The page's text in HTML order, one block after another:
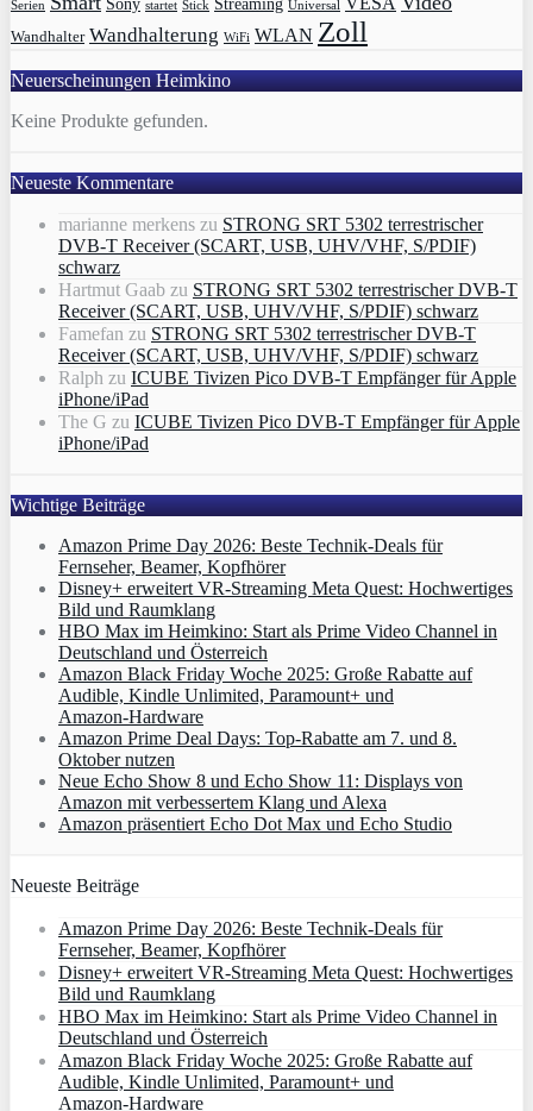
Serien Sony startet Stick Universal
Wandhalter Wandhalterung WiFi WLAN Zoll
Neuerscheinungen Heimkino
Keine Produkte gefunden.
Neueste Kommentare
marianne merkens zu STRONG SRT 5302 terrestrischer
DVB-T Receiver (SCART, USB, UHV/VHF, S/PDIF)
schwarz
Hartmut Gaab zu STRONG SRT 5302 terrestrischer DVB-T
Receiver (SCART, USB, UHV/VHF, S/PDIF) schwarz
Famefan zu STRONG SRT 5302 terrestrischer DVB-T
Receiver (SCART, USB, UHV/VHF, S/PDIF) schwarz
Ralph zu ICUBE Tivizen Pico DVB-T Empfänger für Apple
iPhone/iPad
The G zu ICUBE Tivizen Pico DVB-T Empfänger für Apple
iPhone/iPad
Wichtige Beiträge
Amazon Prime Day 2026: Beste Technik-Deals für
Fernseher, Beamer, Kopfhörer
Disney+ erweitert VR‑Streaming Meta Quest: Hochwertiges
Bild und Raumklang
HBO Max im Heimkino: Start als Prime Video Channel in
Deutschland und Österreich
Amazon Black Friday Woche 2025: Große Rabatte auf
Audible, Kindle Unlimited, Paramount+ und
Amazon‑Hardware
Amazon Prime Deal Days: Top-Rabatte am 7. und 8.
Oktober nutzen
Neue Echo Show 8 und Echo Show 11: Displays von
Amazon mit verbessertem Klang und Alexa
Amazon präsentiert Echo Dot Max und Echo Studio
Neueste Beiträge
Amazon Prime Day 2026: Beste Technik-Deals für
Fernseher, Beamer, Kopfhörer
Disney+ erweitert VR‑Streaming Meta Quest: Hochwertiges
Bild und Raumklang
HBO Max im Heimkino: Start als Prime Video Channel in
Deutschland und Österreich
Amazon Black Friday Woche 2025: Große Rabatte auf
Audible, Kindle Unlimited, Paramount+ und
Amazon‑Hardware